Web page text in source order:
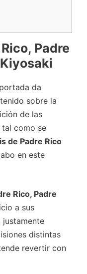
Padre
da
sobre la
de las
tal como se
de Padre Rico
en este
Rico, Padre
a sus
justamente
distintas
revertir con